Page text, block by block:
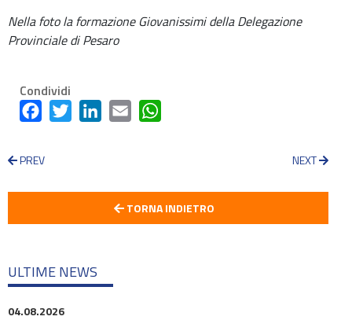
Nella foto la formazione Giovanissimi della Delegazione
Provinciale di Pesaro
Condividi
FacebookTwitter LinkedInEmail
PREV NEXT
TORNA INDIETRO
ULTIME NEWS
04.08.2026